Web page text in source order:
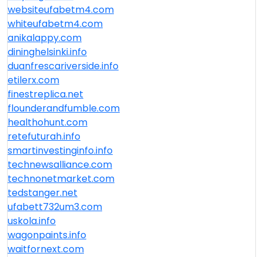
websiteufabetm4.com
whiteufabetm4.com
anikalappy.com
dininghelsinki.info
duanfrescariverside.info
etilerx.com
finestreplica.net
flounderandfumble.com
healthohunt.com
retefuturah.info
smartinvestinginfo.info
technewsalliance.com
technonetmarket.com
tedstanger.net
ufabett732um3.com
uskola.info
wagonpaints.info
waitfornext.com